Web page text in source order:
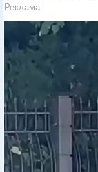
Реклама